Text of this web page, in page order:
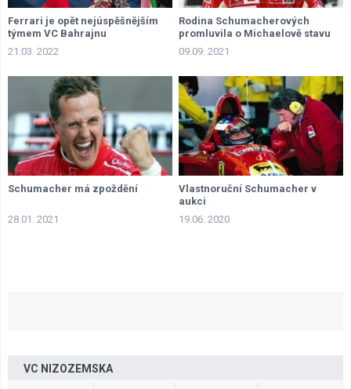
Ferrari je opět nejúspěšnějším
týmem VC Bahrajnu
21.03. 2022
Rodina Schumacherových
promluvila o Michaelově stavu
09.09. 2021
Schumacher má zpoždění
28.01. 2021
Vlastnoruční Schumacher v
aukci
19.06. 2020
VC NIZOZEMSKA